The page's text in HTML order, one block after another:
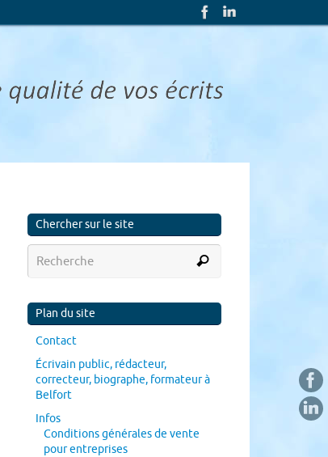
Chercher sur le site
Plan du site
Contact
Écrivain public, rédacteur,
correcteur, biographe, formateur à
Belfort
Infos
Conditions générales de vente
pour entreprises